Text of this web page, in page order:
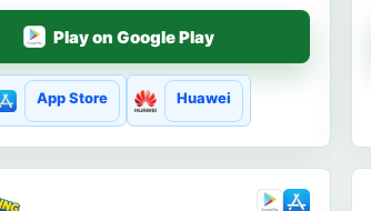
Play on Google Play
App Store Huawei